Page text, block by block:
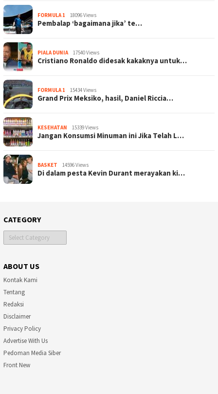
FORMULA 1 18096 Views
Pembalap ‘bagaimana jika’ te…
PIALA DUNIA 17540 Views
Cristiano Ronaldo didesak kakaknya untuk…
FORMULA 1 15434 Views
Grand Prix Meksiko, hasil, Daniel Riccia…
KESEHATAN 15339 Views
Jangan Konsumsi Minuman ini Jika Telah L…
BASKET 14596 Views
Di dalam pesta Kevin Durant merayakan ki…
CATEGORY
Category
ABOUT US
Kontak Kami
Tentang
Redaksi
Disclaimer
Privacy Policy
Advertise With Us
Pedoman Media Siber
Front New